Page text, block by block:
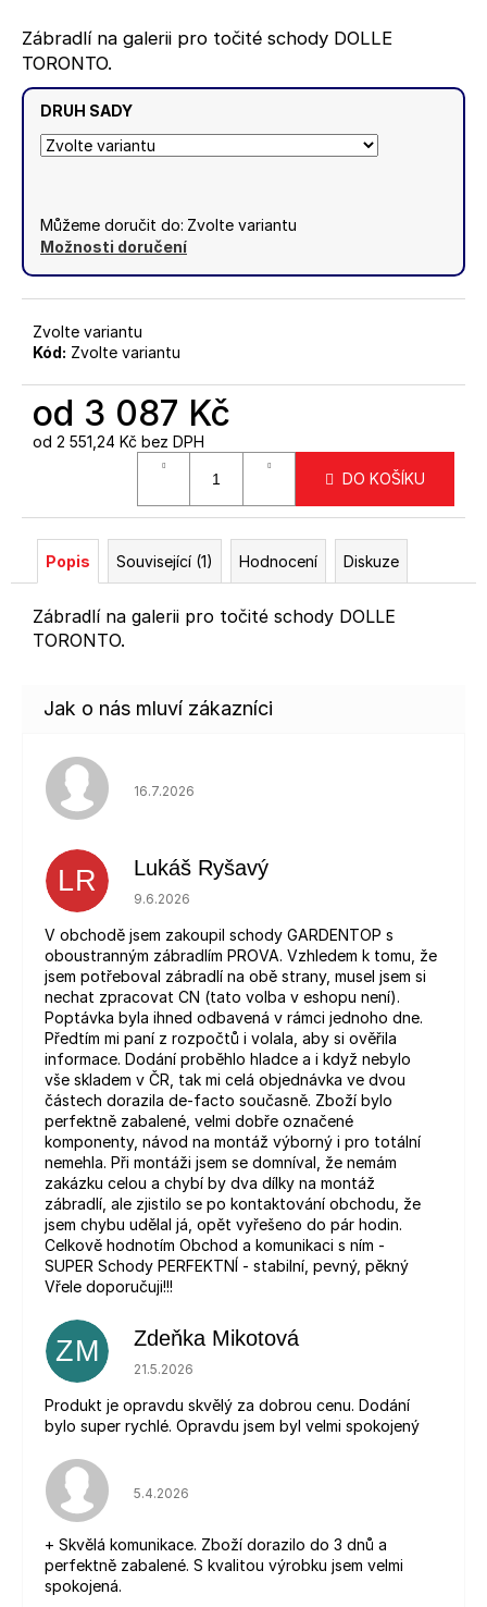
hvězdiček.
Zábradlí na galerii pro točité schody DOLLE
TORONTO.
DRUH SADY
Můžeme doručit do: Zvolte variantu
Možnosti doručení
Zvolte variantu
Kód: Zvolte variantu
od 3 087 Kč
od 2 551,24 Kč bez DPH
DO KOŠÍKU
Popis Související (1) Hodnocení Diskuze
Zábradlí na galerii pro točité schody DOLLE
TORONTO.
Hodnocení obchodu je 5 z 5 hvězdiček.
16.7.2026
LR Lukáš Ryšavý
Hodnocení obchodu je 5 z 5 hvězdiček.
9.6.2026
V obchodě jsem zakoupil schody GARDENTOP s
oboustranným zábradlím PROVA. Vzhledem k tomu, že
jsem potřeboval zábradlí na obě strany, musel jsem si
nechat zpracovat CN (tato volba v eshopu není).
Poptávka byla ihned odbavená v rámci jednoho dne.
Předtím mi paní z rozpočtů i volala, aby si ověřila
informace. Dodání proběhlo hladce a i když nebylo
vše skladem v ČR, tak mi celá objednávka ve dvou
částech dorazila de-facto současně. Zboží bylo
perfektně zabalené, velmi dobře označené
komponenty, návod na montáž výborný i pro totální
nemehla. Při montáži jsem se domníval, že nemám
zakázku celou a chybí by dva dílky na montáž
zábradlí, ale zjistilo se po kontaktování obchodu, že
jsem chybu udělal já, opět vyřešeno do pár hodin.
Celkově hodnotím Obchod a komunikaci s ním -
SUPER Schody PERFEKTNÍ - stabilní, pevný, pěkný
Vřele doporučuji!!!
ZM Zdeňka Mikotová
Hodnocení obchodu je 5 z 5 hvězdiček.
21.5.2026
Produkt je opravdu skvělý za dobrou cenu. Dodání
bylo super rychlé. Opravdu jsem byl velmi spokojený
Hodnocení obchodu je 5 z 5 hvězdiček.
5.4.2026
+ Skvělá komunikace. Zboží dorazilo do 3 dnů a
perfektně zabalené. S kvalitou výrobku jsem velmi
spokojená.
u
j
e
m
VYSOKÉ
ZATÍŽENÍ
DO
BETONU
PRO
(ANRTACITOVÁ
KRYTKA)
4KS
285
Kč